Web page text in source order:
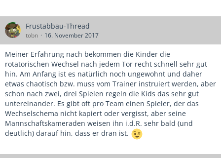
Frustabbau-Thread
tobn 16. November 2017
Meiner Erfahrung nach bekommen die Kinder die
rotatorischen Wechsel nach jedem Tor recht schnell sehr gut
hin. Am Anfang ist es natürlich noch ungewohnt und daher
etwas chaotisch bzw. muss vom Trainer instruiert werden, aber
schon nach zwei, drei Spielen regeln die Kids das sehr gut
untereinander. Es gibt oft pro Team einen Spieler, der das
Wechselschema nicht kapiert oder vergisst, aber seine
Mannschaftskameraden weisen ihn i.d.R. sehr bald (und
deutlich) darauf hin, dass er dran ist.